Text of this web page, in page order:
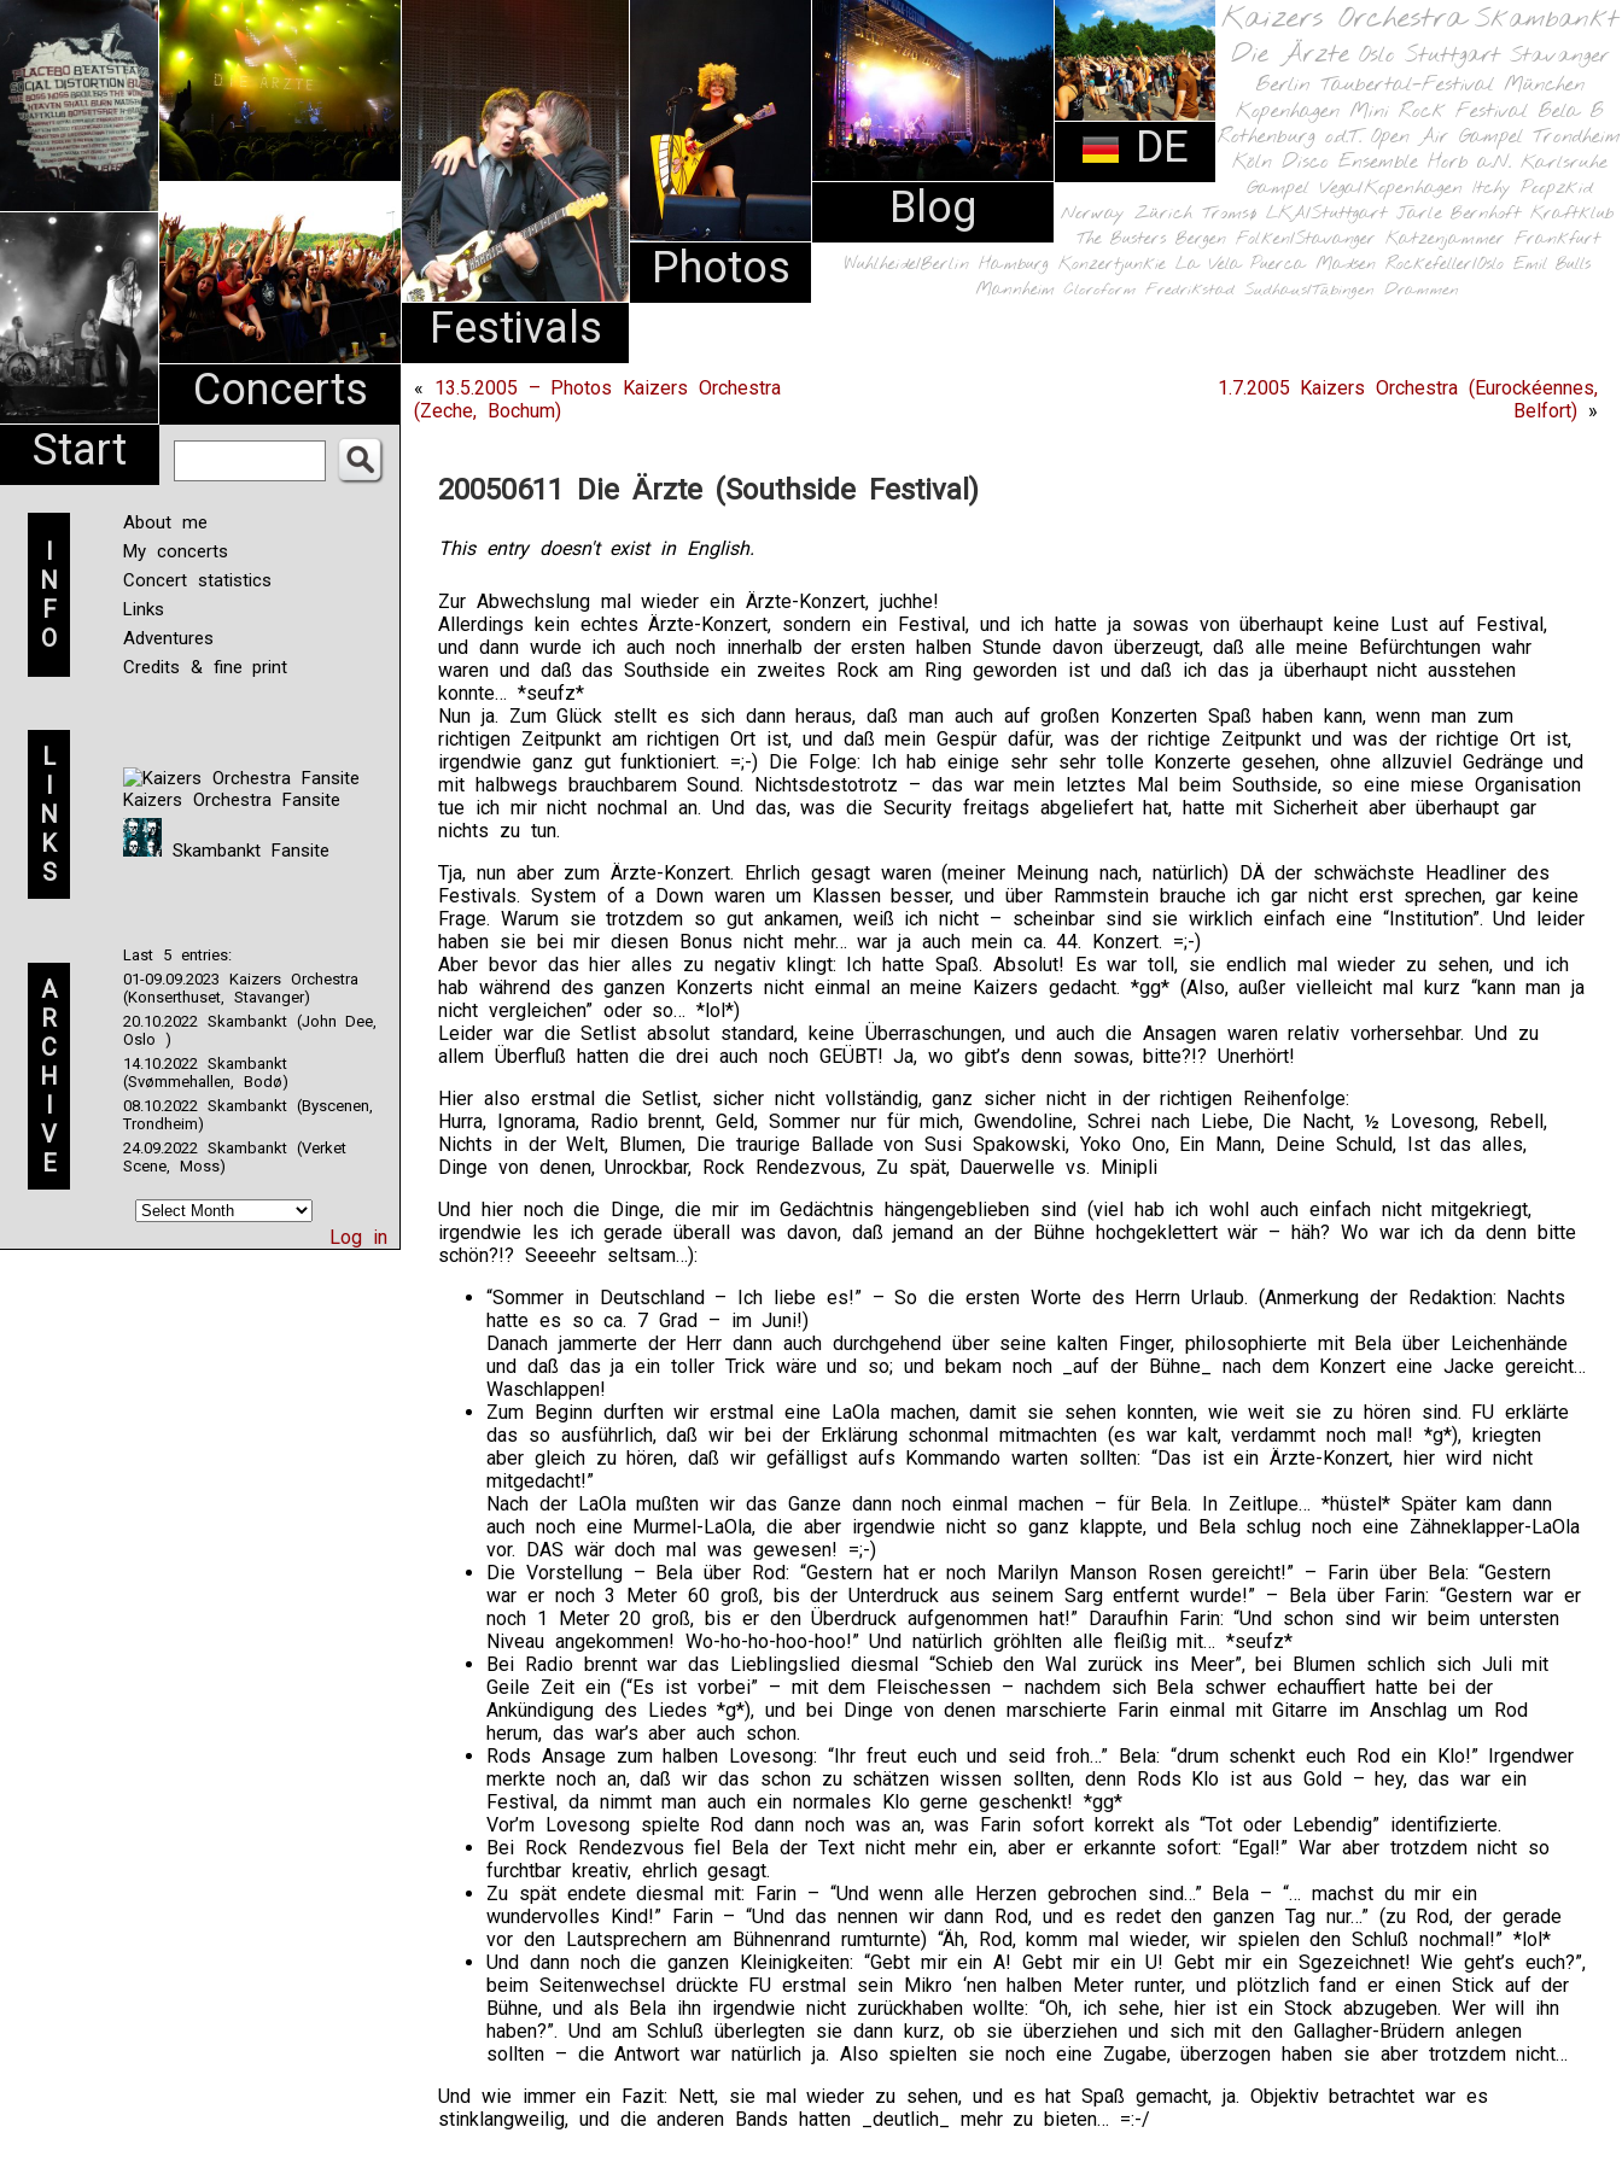
Start
Concerts
Festivals
Photos
Blog
DE
Pharma
NL
Kaizers Orchestra Skambankt
Die Ärzte Oslo Stuttgart Stavanger
Berlin Taubertal-Festival München
Kopenhagen Mini Rock Festival Bela B
Rothenburg o.d.T. Open Air Gampel Trondheim
Köln Disco Ensemble Horb a.N. Karlsruhe
Gampel Vega/Kopenhagen Itchy Poopzkid
Norway Zürich Tromsø LKA/Stuttgart Jarle Bernhoft Kraftklub
The Busters Bergen Folken/Stavanger Katzenjammer Frankfurt
Wuhlheide/Berlin Hamburg Konzertjunkie La Vela Puerca Madsen Rockefeller/Oslo Emil Bulls
Mannheim Cloroform Fredrikstad Sudhaus/Tübingen Drammen
I
N
F
O
About me
My concerts
Concert statistics
Links
Adventures
Credits & fine print
L
I
N
K
S
Kaizers Orchestra Fansite
Skambankt Fansite
A
R
C
H
I
V
E
Last 5 entries:
01-09.09.2023 Kaizers Orchestra
(Konserthuset, Stavanger)
20.10.2022 Skambankt (John Dee,
Oslo )
14.10.2022 Skambankt
(Svømmehallen, Bodø)
08.10.2022 Skambankt (Byscenen,
Trondheim)
24.09.2022 Skambankt (Verket
Scene, Moss)
Log in
« 13.5.2005 – Photos Kaizers Orchestra
(Zeche, Bochum)
1.7.2005 Kaizers Orchestra (Eurockéennes,
Belfort) »
20050611 Die Ärzte (Southside Festival)
This entry doesn't exist in English.
Zur Abwechslung mal wieder ein Ärzte-Konzert, juchhe!
Allerdings kein echtes Ärzte-Konzert, sondern ein Festival, und ich hatte ja sowas von überhaupt keine Lust auf Festival,
und dann wurde ich auch noch innerhalb der ersten halben Stunde davon überzeugt, daß alle meine Befürchtungen wahr
waren und daß das Southside ein zweites Rock am Ring geworden ist und daß ich das ja überhaupt nicht ausstehen
konnte… *seufz*
Nun ja. Zum Glück stellt es sich dann heraus, daß man auch auf großen Konzerten Spaß haben kann, wenn man zum
richtigen Zeitpunkt am richtigen Ort ist, und daß mein Gespür dafür, was der richtige Zeitpunkt und was der richtige Ort ist,
irgendwie ganz gut funktioniert. =;-) Die Folge: Ich hab einige sehr sehr tolle Konzerte gesehen, ohne allzuviel Gedränge und
mit halbwegs brauchbarem Sound. Nichtsdestotrotz – das war mein letztes Mal beim Southside, so eine miese Organisation
tue ich mir nicht nochmal an. Und das, was die Security freitags abgeliefert hat, hatte mit Sicherheit aber überhaupt gar
nichts zu tun.
Tja, nun aber zum Ärzte-Konzert. Ehrlich gesagt waren (meiner Meinung nach, natürlich) DÄ der schwächste Headliner des
Festivals. System of a Down waren um Klassen besser, und über Rammstein brauche ich gar nicht erst sprechen, gar keine
Frage. Warum sie trotzdem so gut ankamen, weiß ich nicht – scheinbar sind sie wirklich einfach eine “Institution”. Und leider
haben sie bei mir diesen Bonus nicht mehr… war ja auch mein ca. 44. Konzert. =;-)
Aber bevor das hier alles zu negativ klingt: Ich hatte Spaß. Absolut! Es war toll, sie endlich mal wieder zu sehen, und ich
hab während des ganzen Konzerts nicht einmal an meine Kaizers gedacht. *gg* (Also, außer vielleicht mal kurz “kann man ja
nicht vergleichen” oder so… *lol*)
Leider war die Setlist absolut standard, keine Überraschungen, und auch die Ansagen waren relativ vorhersehbar. Und zu
allem Überfluß hatten die drei auch noch GEÜBT! Ja, wo gibt’s denn sowas, bitte?!? Unerhört!
Hier also erstmal die Setlist, sicher nicht vollständig, ganz sicher nicht in der richtigen Reihenfolge:
Hurra, Ignorama, Radio brennt, Geld, Sommer nur für mich, Gwendoline, Schrei nach Liebe, Die Nacht, ½ Lovesong, Rebell,
Nichts in der Welt, Blumen, Die traurige Ballade von Susi Spakowski, Yoko Ono, Ein Mann, Deine Schuld, Ist das alles,
Dinge von denen, Unrockbar, Rock Rendezvous, Zu spät, Dauerwelle vs. Minipli
Und hier noch die Dinge, die mir im Gedächtnis hängengeblieben sind (viel hab ich wohl auch einfach nicht mitgekriegt,
irgendwie les ich gerade überall was davon, daß jemand an der Bühne hochgeklettert wär – häh? Wo war ich da denn bitte
schön?!? Seeeehr seltsam…):
“Sommer in Deutschland – Ich liebe es!” – So die ersten Worte des Herrn Urlaub. (Anmerkung der Redaktion: Nachts
hatte es so ca. 7 Grad – im Juni!)
Danach jammerte der Herr dann auch durchgehend über seine kalten Finger, philosophierte mit Bela über Leichenhände
und daß das ja ein toller Trick wäre und so; und bekam noch _auf der Bühne_ nach dem Konzert eine Jacke gereicht…
Waschlappen!
Zum Beginn durften wir erstmal eine LaOla machen, damit sie sehen konnten, wie weit sie zu hören sind. FU erklärte
das so ausführlich, daß wir bei der Erklärung schonmal mitmachten (es war kalt, verdammt noch mal! *g*), kriegten
aber gleich zu hören, daß wir gefälligst aufs Kommando warten sollten: “Das ist ein Ärzte-Konzert, hier wird nicht
mitgedacht!”
Nach der LaOla mußten wir das Ganze dann noch einmal machen – für Bela. In Zeitlupe… *hüstel* Später kam dann
auch noch eine Murmel-LaOla, die aber irgendwie nicht so ganz klappte, und Bela schlug noch eine Zähneklapper-LaOla
vor. DAS wär doch mal was gewesen! =;-)
Die Vorstellung – Bela über Rod: “Gestern hat er noch Marilyn Manson Rosen gereicht!” – Farin über Bela: “Gestern
war er noch 3 Meter 60 groß, bis der Unterdruck aus seinem Sarg entfernt wurde!” – Bela über Farin: “Gestern war er
noch 1 Meter 20 groß, bis er den Überdruck aufgenommen hat!” Daraufhin Farin: “Und schon sind wir beim untersten
Niveau angekommen! Wo-ho-ho-hoo-hoo!” Und natürlich gröhlten alle fleißig mit… *seufz*
Bei Radio brennt war das Lieblingslied diesmal “Schieb den Wal zurück ins Meer”, bei Blumen schlich sich Juli mit
Geile Zeit ein (“Es ist vorbei” – mit dem Fleischessen – nachdem sich Bela schwer echauffiert hatte bei der
Ankündigung des Liedes *g*), und bei Dinge von denen marschierte Farin einmal mit Gitarre im Anschlag um Rod
herum, das war’s aber auch schon.
Rods Ansage zum halben Lovesong: “Ihr freut euch und seid froh…” Bela: “drum schenkt euch Rod ein Klo!” Irgendwer
merkte noch an, daß wir das schon zu schätzen wissen sollten, denn Rods Klo ist aus Gold – hey, das war ein
Festival, da nimmt man auch ein normales Klo gerne geschenkt! *gg*
Vor’m Lovesong spielte Rod dann noch was an, was Farin sofort korrekt als “Tot oder Lebendig” identifizierte.
Bei Rock Rendezvous fiel Bela der Text nicht mehr ein, aber er erkannte sofort: “Egal!” War aber trotzdem nicht so
furchtbar kreativ, ehrlich gesagt.
Zu spät endete diesmal mit: Farin – “Und wenn alle Herzen gebrochen sind…” Bela – “… machst du mir ein
wundervolles Kind!” Farin – “Und das nennen wir dann Rod, und es redet den ganzen Tag nur…” (zu Rod, der gerade
vor den Lautsprechern am Bühnenrand rumturnte) “Äh, Rod, komm mal wieder, wir spielen den Schluß nochmal!” *lol*
Und dann noch die ganzen Kleinigkeiten: “Gebt mir ein A! Gebt mir ein U! Gebt mir ein Sgezeichnet! Wie geht’s euch?”,
beim Seitenwechsel drückte FU erstmal sein Mikro ‘nen halben Meter runter, und plötzlich fand er einen Stick auf der
Bühne, und als Bela ihn irgendwie nicht zurückhaben wollte: “Oh, ich sehe, hier ist ein Stock abzugeben. Wer will ihn
haben?”. Und am Schluß überlegten sie dann kurz, ob sie überziehen und sich mit den Gallagher-Brüdern anlegen
sollten – die Antwort war natürlich ja. Also spielten sie noch eine Zugabe, überzogen haben sie aber trotzdem nicht…
Und wie immer ein Fazit: Nett, sie mal wieder zu sehen, und es hat Spaß gemacht, ja. Objektiv betrachtet war es
stinklangweilig, und die anderen Bands hatten _deutlich_ mehr zu bieten… =:-/